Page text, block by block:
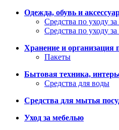
Одежда, обувь и
Средства по уходу
Средства по уходу
Хранение и организация
Пакеты
Бытовая техника,
Средства для воды
Средства для мытья
Уход за мебелью